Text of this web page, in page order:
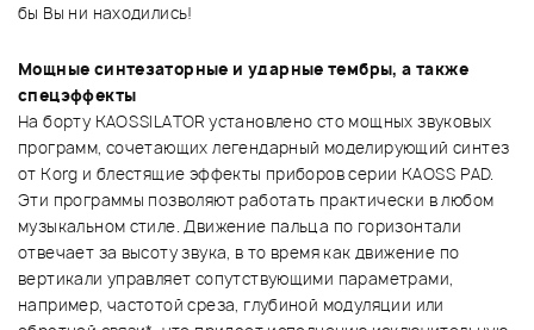
бы Вы ни находились!
Мощные синтезаторные и ударные тембры, а также
спецэффекты
На борту KAOSSILATOR установлено сто мощных звуковых
программ, сочетающих легендарный моделирующий синтез
от Korg и блестящие эффекты приборов серии KAOSS PAD.
Эти программы позволяют работать практически в любом
музыкальном стиле. Движение пальца по горизонтали
отвечает за высоту звука, в то время как движение по
вертикали управляет сопутствующими параметрами,
например, частотой среза, глубиной модуляции или